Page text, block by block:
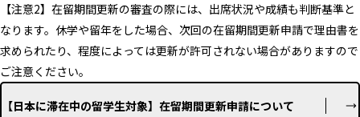
【注意2】在留期間更新の審査の際には、出席状況や成績も判断基準と
なります。休学や留年をした場合、次回の在留期間更新申請で理由書を
求められたり、程度によっては更新が許可されない場合がありますので
ご注意ください。
【日本に滞在中の留学生対象】在留期間更新申請について